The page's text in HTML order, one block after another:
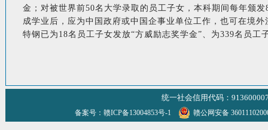
金；对被世界前50名大学录取的员工子女，本科期间每年颁
成学业后，应为中国政府或中国企事业单位工作，也可在境
特钢已为18名员工子女发放“方威励志奖学金”、为339名员工
统一社会信用代码：
备案号：赣ICP备13004853号-1 赣公网安备